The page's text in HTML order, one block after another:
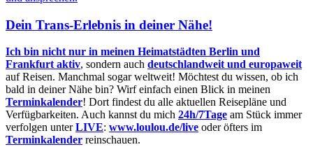
Dein Trans-Erlebnis in deiner Nähe!
Ich bin nicht nur in meinen Heimatstädten Berlin und
Frankfurt aktiv, sondern auch deutschlandweit und europaweit
auf Reisen. Manchmal sogar weltweit! Möchtest du wissen, ob ich
bald in deiner Nähe bin? Wirf einfach einen Blick in meinen
Terminkalender! Dort findest du alle aktuellen Reisepläne und
Verfügbarkeiten. Auch kannst du mich 24h/7Tage am Stück immer
verfolgen unterLIVE: www.loulou.de/live oder öfters im
Terminkalender reinschauen.